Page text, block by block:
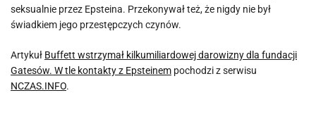
seksualnie przez Epsteina. Przekonywał też, że nigdy nie był
świadkiem jego przestępczych czynów.
Artykuł Buffett wstrzymał kilkumiliardowej darowizny dla fundacji
Gatesów. W tle kontakty z Epsteinem pochodzi z serwisu
NCZAS.INFO.